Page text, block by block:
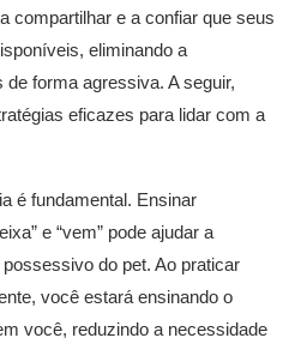
compartilhar e a confiar que seus
eliminando a
forma agressiva. A seguir,
eficazes para lidar com a
é fundamental. Ensinar
e “vem” pode ajudar a
do pet. Ao praticar
você estará ensinando o
você, reduzindo a necessidade